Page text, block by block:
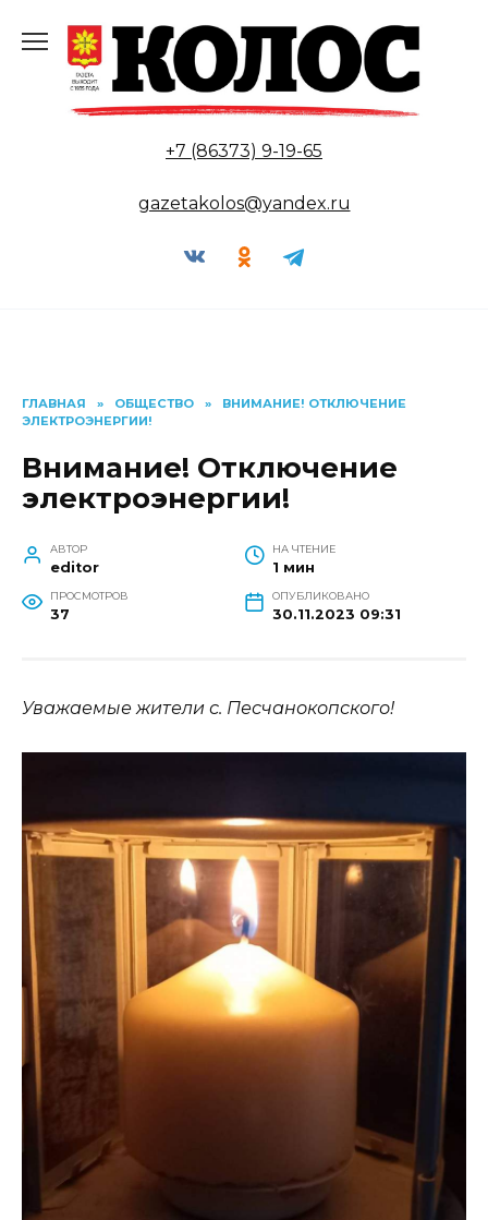
содержанию
+7 (86373) 9-19-65
gazetakolos@yandex.ru
ГЛАВНАЯ » ОБЩЕСТВО »
ВНИМАНИЕ! ОТКЛЮЧЕНИЕ
ЭЛЕКТРОЭНЕРГИИ!
Внимание! Отключение
электроэнергии!
АВТОР
editor
НА ЧТЕНИЕ
1 мин
ПРОСМОТРОВ
37
ОПУБЛИКОВАНО
30.11.2023 09:31
Уважаемые жители с. Песчанокопского!